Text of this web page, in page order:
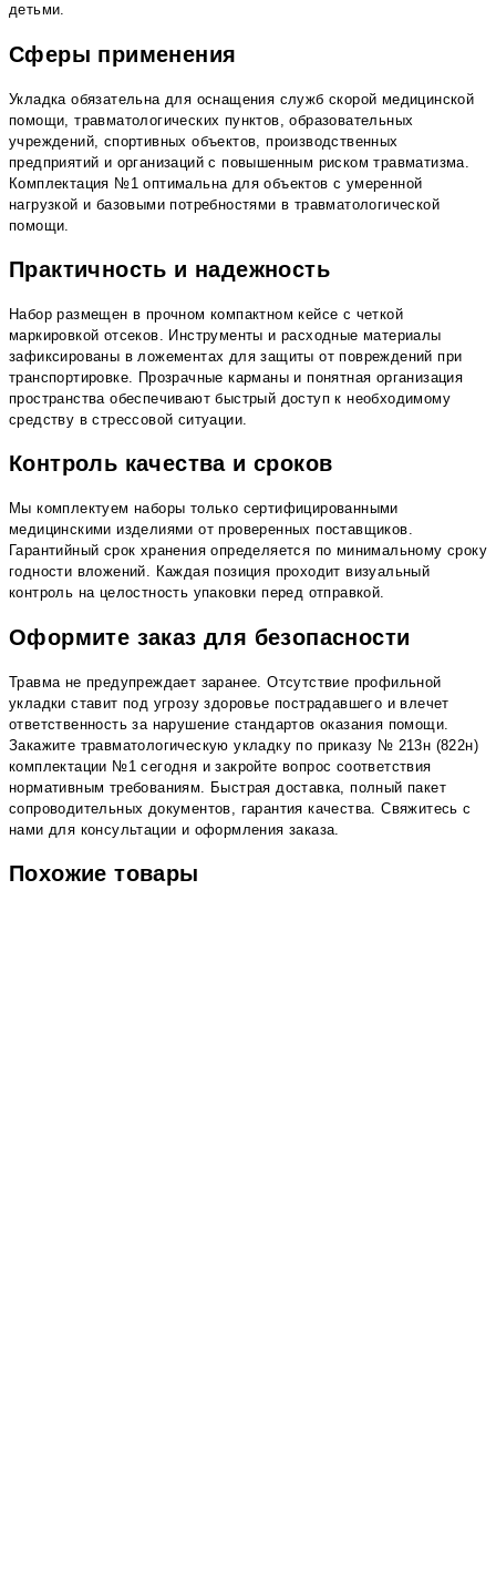
детьми.
Сферы применения
Укладка обязательна для оснащения служб скорой медицинской
помощи, травматологических пунктов, образовательных
учреждений, спортивных объектов, производственных
предприятий и организаций с повышенным риском травматизма.
Комплектация №1 оптимальна для объектов с умеренной
нагрузкой и базовыми потребностями в травматологической
помощи.
Практичность и надежность
Набор размещен в прочном компактном кейсе с четкой
маркировкой отсеков. Инструменты и расходные материалы
зафиксированы в ложементах для защиты от повреждений при
транспортировке. Прозрачные карманы и понятная организация
пространства обеспечивают быстрый доступ к необходимому
средству в стрессовой ситуации.
Контроль качества и сроков
Мы комплектуем наборы только сертифицированными
медицинскими изделиями от проверенных поставщиков.
Гарантийный срок хранения определяется по минимальному сроку
годности вложений. Каждая позиция проходит визуальный
контроль на целостность упаковки перед отправкой.
Оформите заказ для безопасности
Травма не предупреждает заранее. Отсутствие профильной
укладки ставит под угрозу здоровье пострадавшего и влечет
ответственность за нарушение стандартов оказания помощи.
Закажите травматологическую укладку по приказу № 213н (822н)
комплектации №1 сегодня и закройте вопрос соответствия
нормативным требованиям. Быстрая доставка, полный пакет
сопроводительных документов, гарантия качества. Свяжитесь с
нами для консультации и оформления заказа.
Похожие товары